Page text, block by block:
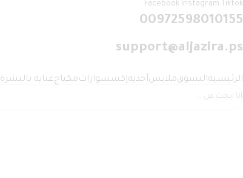
Facebook Instagram Tiktok
00972598010155
support@aljazira.ps
الرئيسيةالتسوقملابسأحذيةإكسسواراتمكياجعناية بالبشرة